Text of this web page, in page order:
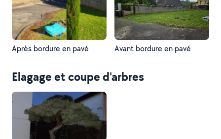
Après bordure en pavé Avant bordure en pavé
Elagage et coupe d'arbres